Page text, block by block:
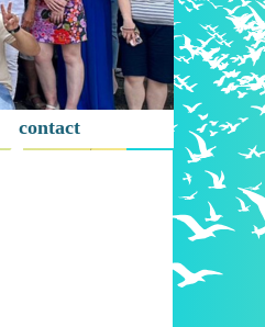
contact